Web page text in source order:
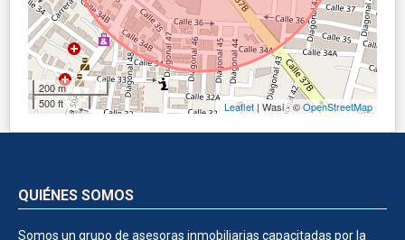
200 m
500 ft
Leaflet | Wasi - ©OpenStreetMap
QUIÉNES SOMOS
Somos un grupo de asesoras inmobiliarias capacitadas por la